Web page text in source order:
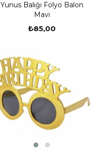
Yunus Balığı Folyo Balon
Mavi
₺85,00